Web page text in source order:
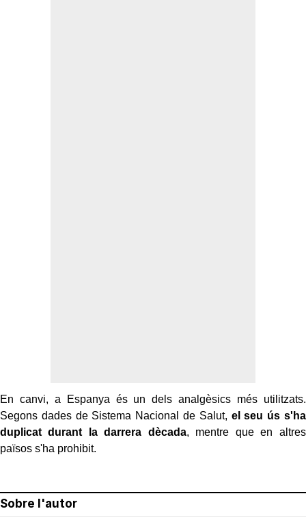
En canvi, a Espanya és un dels analgèsics més utilitzats.
Segons dades de Sistema Nacional de Salut, el seu ús s'ha
duplicat durant la darrera dècada, mentre que en altres
països s'ha prohibit.
Sobre l'autor